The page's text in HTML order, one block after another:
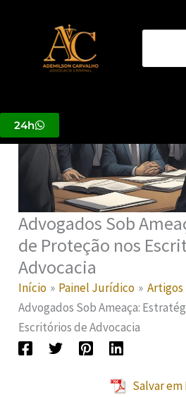
conteúdo
24h
Advogados Sob
de Proteção nos
Advocacia
Início Painel Jurídico
Advogados Sob Ameaça:
Escritórios de Advocacia
Salvar em